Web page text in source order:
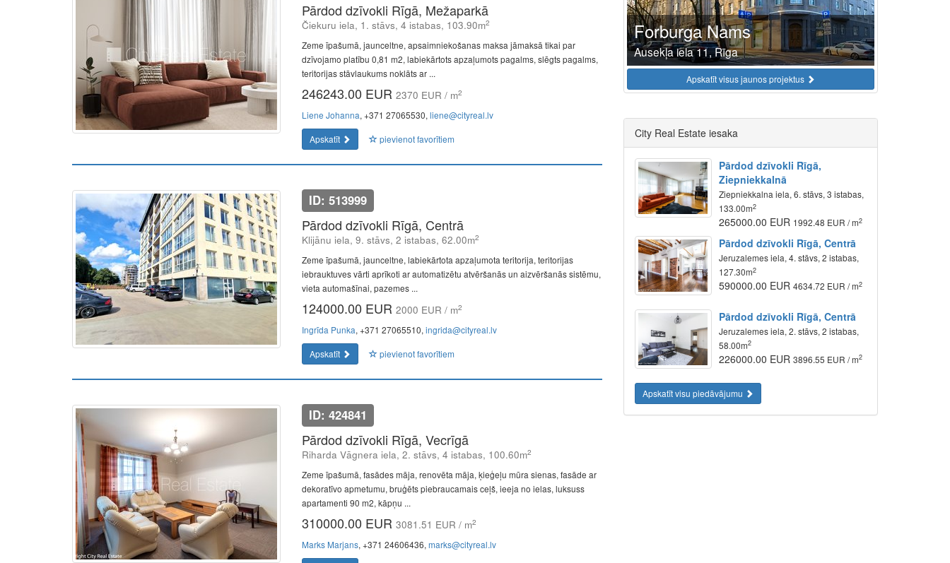
Pārdod dzīvokli Rīgā, Mežaparkā
Čiekuru iela, 1. stāvs, 4 istabas, 103.90m2
Zeme īpašumā, jaunceltne, apsaimniekošanas maksa jāmaksā tikai par
dzīvojamo platību 0,81 m2, labiekārtots apzaļumots pagalms, slēgts pagalms,
teritorijas stāvlaukums noklāts ar ...
246243.00 EUR 2370 EUR / m2
Liene Johanna, +371 27065530, liene@cityreal.lv
Apskatīt
pievienot favorītiem
ID: 513999
Pārdod dzīvokli Rīgā, Centrā
Klijānu iela, 9. stāvs, 2 istabas, 62.00m2
Zeme īpašumā, jaunceltne, labiekārtota apzaļumota teritorija, teritorijas
iebrauktuves vārti aprīkoti ar automatizētu atvēršanās un aizvēršanās sistēmu,
vieta automašīnai, pazemes ...
124000.00 EUR 2000 EUR / m2
Ingrīda Punka, +371 27065510, ingrida@cityreal.lv
Apskatīt
pievienot favorītiem
ID: 424841
Pārdod dzīvokli Rīgā, Vecrīgā
Riharda Vāgnera iela, 2. stāvs, 4 istabas, 100.60m2
Zeme īpašumā, fasādes māja, renovēta māja, ķieģeļu mūra sienas, fasāde ar
dekoratīvo apmetumu, bruģēts piebraucamais ceļš, ieeja no ielas, luksuss
apartamenti 90 m2, kāpņu ...
310000.00 EUR 3081.51 EUR / m2
Marks Marjans, +371 24606436, marks@cityreal.lv
Forburga Nams
Ausekļa iela 11, Rīga
Apskatīt visus jaunos projektus
City Real Estate iesaka
Pārdod dzīvokli Rīgā,
Ziepniekkalnā
Ziepniekkalna iela, 6. stāvs, 3 istabas,
133.00m2
265000.00 EUR 1992.48 EUR / m2
Pārdod dzīvokli Rīgā, Centrā
Jeruzalemes iela, 4. stāvs, 2 istabas,
127.30m2
590000.00 EUR4634.72 EUR / m2
Pārdod dzīvokli Rīgā, Centrā
Jeruzalemes iela, 2. stāvs, 2 istabas,
58.00m2
226000.00 EUR3896.55 EUR / m2
Apskatīt visu piedāvājumu